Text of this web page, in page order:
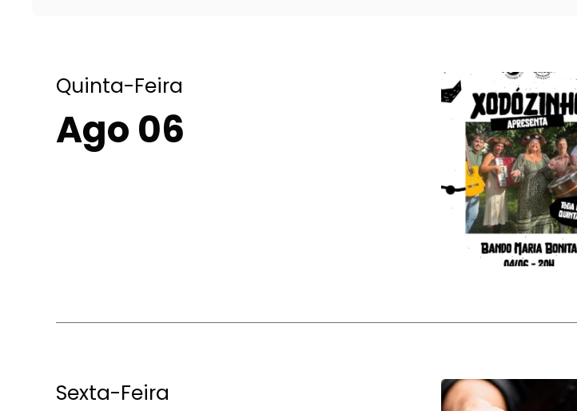
Quinta-Feira
Ago 06
Sexta-Feira